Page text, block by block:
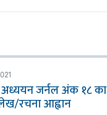
जर्नल अंक १८ का
रचना आह्वान